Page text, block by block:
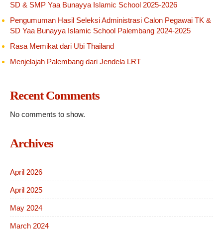
SD & SMP Yaa Bunayya Islamic School 2025-2026
Pengumuman Hasil Seleksi Administrasi Calon Pegawai TK &
SD Yaa Bunayya Islamic School Palembang 2024-2025
Rasa Memikat dari Ubi Thailand
Menjelajah Palembang dari Jendela LRT
Recent Comments
No comments to show.
Archives
April 2026
April 2025
May 2024
March 2024